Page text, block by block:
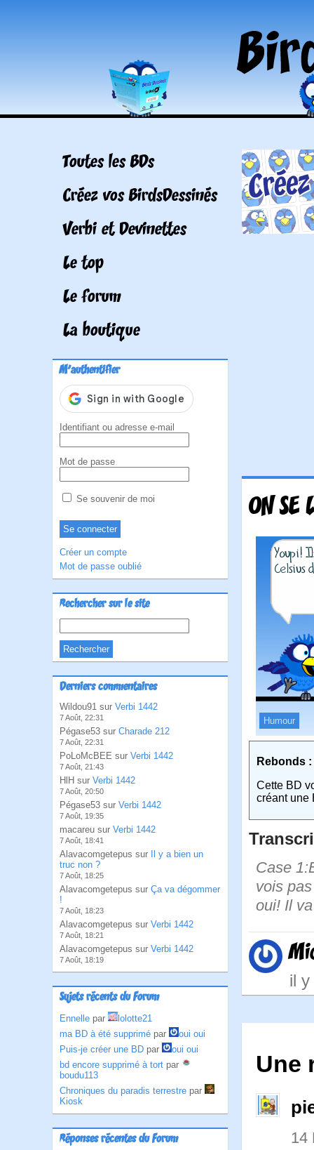
Toutes les BDs
Créez vos BirdsDessinés
Verbi et Devinettes
Le top
Le forum
La boutique
M'authentifier
Identifiant ou adresse e-mail
Mot de passe
Se souvenir de moi
Créer un compte
Mot de passe oublié
Rechercher sur le site
Derniers commentaires
Wildou91 sur Verbi 1442
7 Août, 22:31
Pégase53 sur Charade 212
7 Août, 22:31
PoLoMcBEE sur Verbi 1442
7 Août, 21:43
HlH sur Verbi 1442
7 Août, 20:50
Pégase53 sur Verbi 1442
7 Août, 19:35
macareu sur Verbi 1442
7 Août, 18:41
Alavacomgetepus sur
Il y a bien un
truc non ?
7 Août, 18:25
Alavacomgetepus sur Ça va dégommer
!
7 Août, 18:23
Alavacomgetepus sur Verbi 1442
7 Août, 18:21
Alavacomgetepus sur Verbi 1442
7 Août, 18:19
Sujets récents du Forum
Ennelle par
lolotte21
ma BD à été supprimé par
oui oui
Puis-je créer une BD par
oui oui
bd encore supprimé à tort par
boudu113
Chroniques du paradis terrestre par
Kiosk
Réponses récentes du Forum
ON SE
Humour
Rebonds :
Cette BD
créant une
Case
vois
oui! Il
il y
Une
14